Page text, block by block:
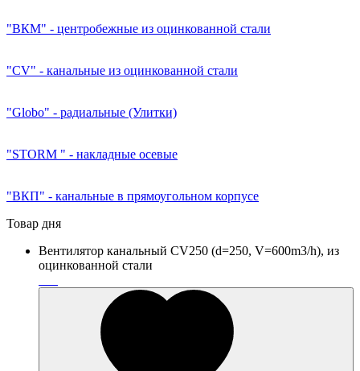
"ВКМ" - центробежные из оцинкованной стали
"CV" - канальные из оцинкованной стали
"Globo" - радиальные (Улитки)
"STORM " - накладные осевые
"ВКП" - канальные в прямоугольном корпусе
Товар дня
Вентилятор канальный CV250 (d=250, V=600m3/h), из
оцинкованной стали